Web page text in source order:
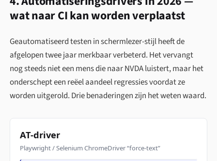
wat naar CI kan worden verplaatst
Geautomatiseerd testen in schermlezer-stijl heeft de
afgelopen twee jaar merkbaar verbeterd. Het vervangt
nog steeds niet een mens die naar NVDA luistert, maar het
onderschept een reëel aandeel regressies voordat ze
worden uitgerold. Drie benaderingen zijn het weten waard.
AT-driver
Playwright / Selenium ChromeDriver “force-text”